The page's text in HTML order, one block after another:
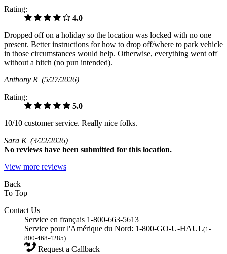
Rating:
4.0
Dropped off on a holiday so the location was locked with no one
present. Better instructions for how to drop off/where to park vehicle
in those circumstances would help. Otherwise, everything went off
without a hitch (no pun intended).
Anthony R (5/27/2026)
Rating:
5.0
10/10 customer service. Really nice folks.
Sara K (3/22/2026)
No reviews have been submitted for this location.
View more reviews
Back
To Top
Contact Us
Service en français 1-800-663-5613
Service pour l'Amérique du Nord: 1-800-GO-U-HAUL(1-
800-468-4285)
Request a Callback